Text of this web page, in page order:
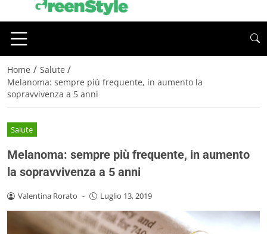
Home / Salute /
Melanoma: sempre più frequente, in aumento la
sopravvivenza a 5 anni
Salute
Melanoma: sempre più frequente, in aumento
la sopravvivenza a 5 anni
Valentina Rorato - Luglio 13, 2019